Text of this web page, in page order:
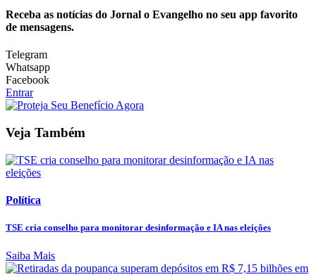
Receba as notícias do Jornal o Evangelho no seu app favorito
de mensagens.
Telegram
Whatsapp
Facebook
Entrar
Veja Também
Política
TSE cria conselho para monitorar desinformação e IA nas eleições
Saiba Mais